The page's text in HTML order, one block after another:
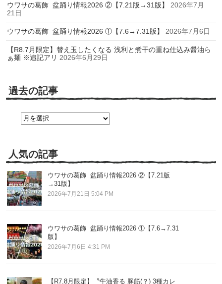
ウワサの葛飾 盆踊り情報2026 ②【7.21版→31版】
2026年7月
21日
ウワサの葛飾 盆踊り情報2026 ①【7.6→7.31版】 2026年7月6日
【R8.7月限定】替え玉したくなる 浅利と煮干の重ね仕込み醤油ら
ぁ麺 ※追記アリ 2026年6月29日
過去の記事
人気の記事
ウワサの葛飾 盆踊り情報2026 ②【7.21版
→31版】
2026年7月21日 5:04 PM
ウワサの葛飾 盆踊り情報2026 ①【7.6→7.31
版】
2026年7月6日 4:31 PM
【R7.8月限定】〝牛油香る 豚筋(？) 3種カレ